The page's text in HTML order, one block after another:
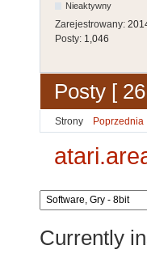
Nieaktywny
Zarejestrowany:
Posty: 1,046
Posty [
Strony Poprzednia
Currently